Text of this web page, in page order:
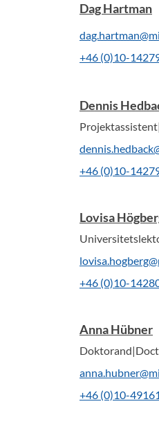
Dag Hartman
+46 (0)10-
Dennis
+46 (0)10-
Lovisa
+46 (0)10-
Anna Hübner
+46 (0)10-